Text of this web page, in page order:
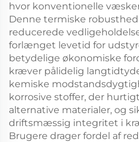
hvor konventionelle
Denne termiske
reducerede
forlænget levetid for
betydelige økonomiske
kræver pålidelig
kemiske
korrosive stoffer, der
alternative materialer, og
driftsmæssig integritet i
Brugere drager fordel af